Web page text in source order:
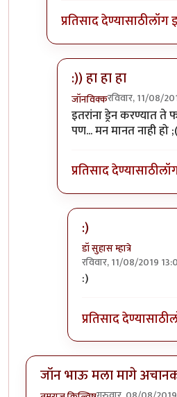
प्रतिसाद देण्यासाठीलॉग
:)) हा हा हा
जॉनविक्करविवार, 11/08/
In reply toत्यांना
इतरांना ड्रेन करण्यात ते
पण... मन मानत नाही हो ;(
प्रतिसाद देण्यासाठी
:)
डॉ सुहास म्हात्रे
रविवार, 11/08/2019
In reply to
:)
प्रतिसाद देण्यासाठी
जॉन भाऊ मला मागे